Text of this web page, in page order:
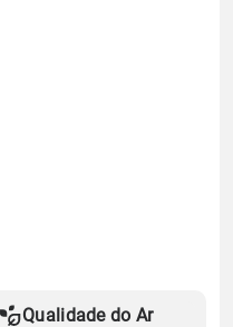
Qualidade do Ar